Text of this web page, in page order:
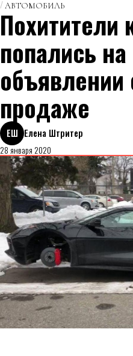
АВТОМОБИЛЬ
Похитители
попались на
объявлении
продаже
ЕШ Елена Штритер
28 января 2020